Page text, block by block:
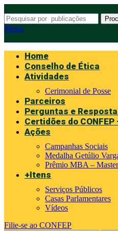
Menu
Home
Conselho de Ética
Atividades
Cerimonial de Posse
Parceiros
Perguntas e
Certidões do CONFEP
Ações
Campanhas Sociais
Medalha Getúlio
Prêmio MBA –
+Itens
Serviços Públicos
Casas Parlamentares
Vídeos
Filie-se ao CONFEP